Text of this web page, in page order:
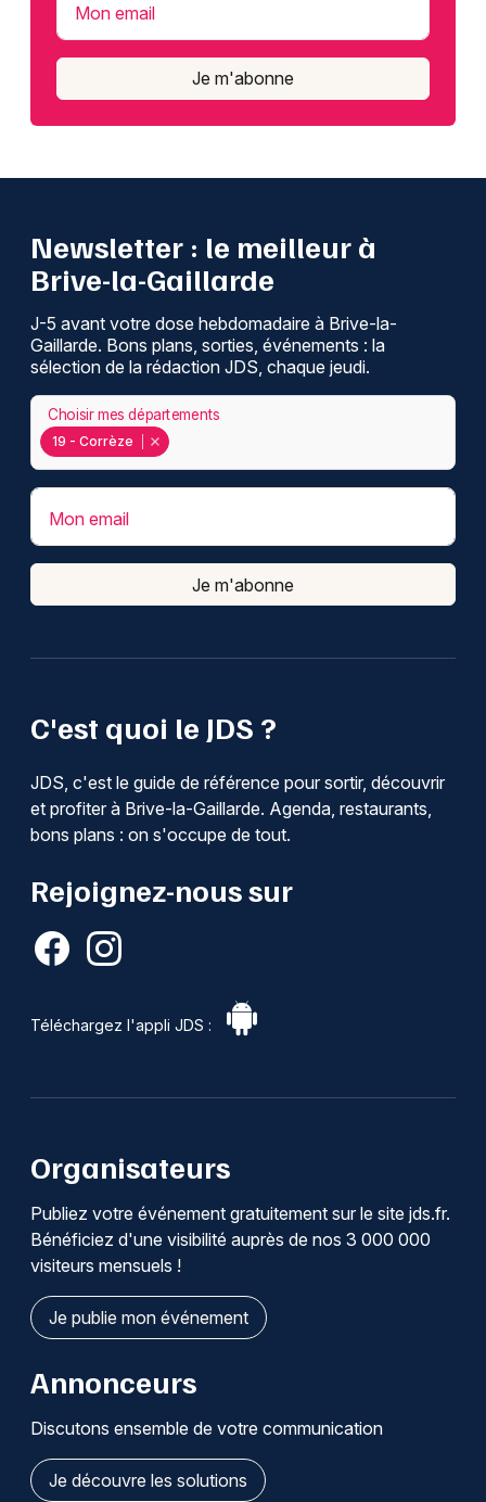
Mon email
Je m'abonne
C'est quoi le JDS ?
JDS, c'est le guide de référence pour sortir, découvrir
et profiter à Brive-la-Gaillarde. Agenda, restaurants,
bons plans : on s'occupe de tout.
Rejoignez-nous sur
Téléchargez l'appli JDS :
Newsletter : le meilleur à
Brive-la-Gaillarde
J-5 avant votre dose hebdomadaire à Brive-la-
Gaillarde. Bons plans, sorties, événements : la
sélection de la rédaction JDS, chaque jeudi.
19 - Corrèze
Choisir mes départements
Mon email
Je m'abonne
Organisateurs
Publiez votre événement gratuitement sur le site jds.fr.
Bénéficiez d'une visibilité auprès de nos 3 000 000
visiteurs mensuels !
Je publie mon événement
Annonceurs
Discutons ensemble de votre communication
Je découvre les solutions